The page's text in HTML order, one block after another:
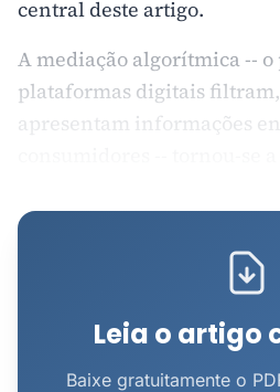
central deste artigo.
A mediação algorítmica -- o
plataformas digitais
apresentam informações
Mecanismos de busca,
de recomendação não são
transmissão. São agentes
informação ao processá-la,
estruturais qu...Leia o artigo
Baixe gratuitamente o